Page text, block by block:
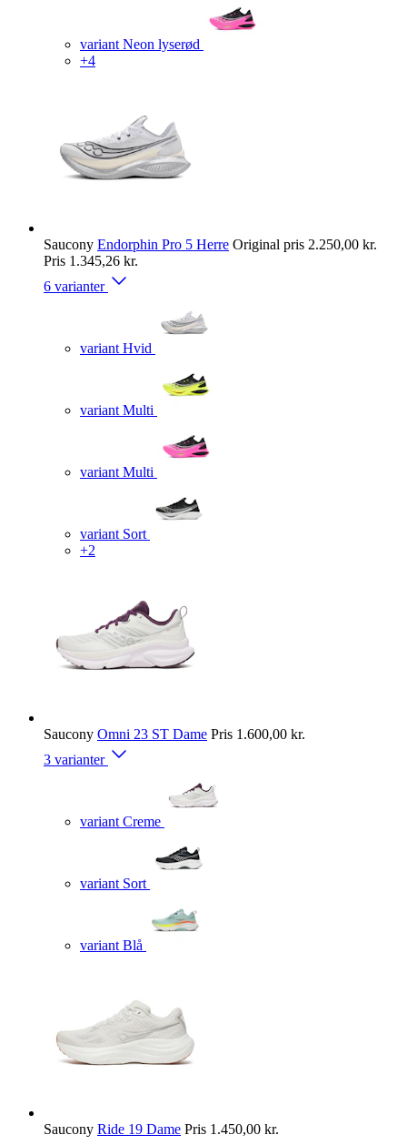
variant Neon lyserød
+4
Saucony Endorphin Pro 5 Herre Original pris 2.250,00 kr.
Pris 1.345,26 kr.
6 varianter
variant Hvid
variant Multi
variant Multi
variant Sort
+2
Saucony Omni 23 ST Dame Pris 1.600,00 kr.
3 varianter
variant Creme
variant Sort
variant Blå
Saucony Ride 19 Dame Pris 1.450,00 kr.